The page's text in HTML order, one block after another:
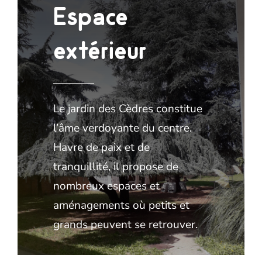
Espace
extérieur
Le jardin des Cèdres constitue
l’âme verdoyante du centre.
Havre de paix et de
tranquillité, il propose de
nombreux espaces et
aménagements où petits et
grands peuvent se retrouver.